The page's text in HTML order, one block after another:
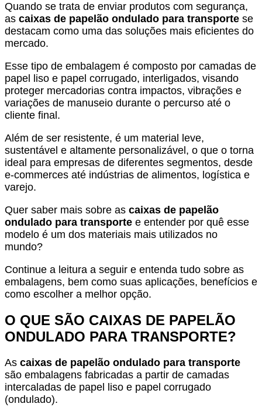
Quando se trata de enviar produtos com segurança,
as caixas de papelão ondulado para transporte se
destacam como uma das soluções mais eficientes do
mercado.
Esse tipo de embalagem é composto por camadas de
papel liso e papel corrugado, interligados, visando
proteger mercadorias contra impactos, vibrações e
variações de manuseio durante o percurso até o
cliente final.
Além de ser resistente, é um material leve,
sustentável e altamente personalizável, o que o torna
ideal para empresas de diferentes segmentos, desde
e-commerces até indústrias de alimentos, logística e
varejo.
Quer saber mais sobre as caixas de papelão
ondulado para transporte e entender por quê esse
modelo é um dos materiais mais utilizados no
mundo?
Continue a leitura a seguir e entenda tudo sobre as
embalagens, bem como suas aplicações, benefícios e
como escolher a melhor opção.
O QUE SÃO CAIXAS DE PAPELÃO
ONDULADO PARA TRANSPORTE?
As caixas de papelão ondulado para transporte
são embalagens fabricadas a partir de camadas
intercaladas de papel liso e papel corrugado
(ondulado).